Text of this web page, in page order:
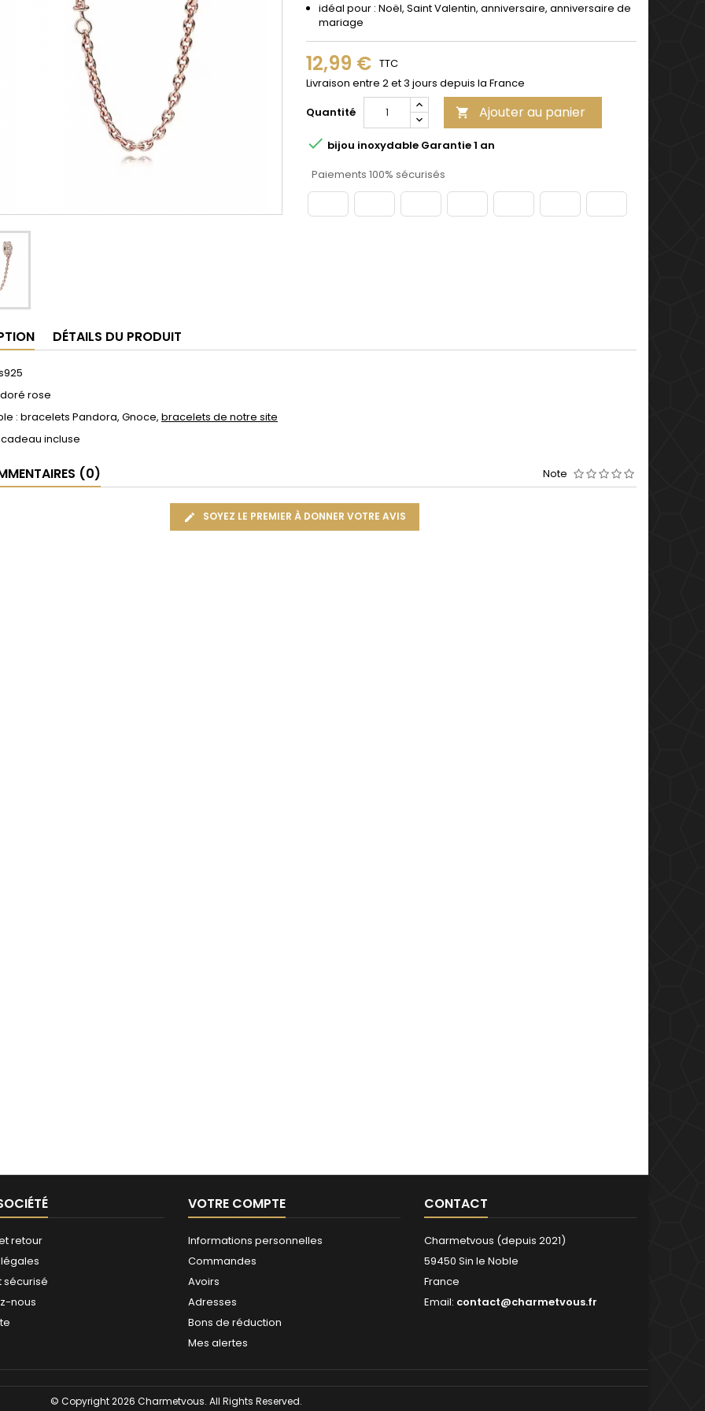
idéal pour : Noël, Saint Valentin, anniversaire, anniversaire de
mariage
12,99 € TTC
Livraison entre 2 et 3 jours depuis la France
Quantité
 Ajouter au panier
 bijou inoxydable Garantie 1 an
Paiements 100% sécurisés
DÉTAILS DU PRODUIT
rose
: bracelets Pandora, Gnoce, bracelets de notre site
incluse
(0) Note
SOYEZ LE PREMIER À DONNER VOTRE AVIS
retour
sécurisé
nous
VOTRE COMPTE
Informations personnelles
Commandes
Avoirs
Adresses
Bons de réduction
Mes alertes
CONTACT
Charmetvous (depuis 2021)
59450 Sin le Noble
France
Email: contact@charmetvous.fr
© Copyright 2026 Charmetvous. All Rights Reserved.